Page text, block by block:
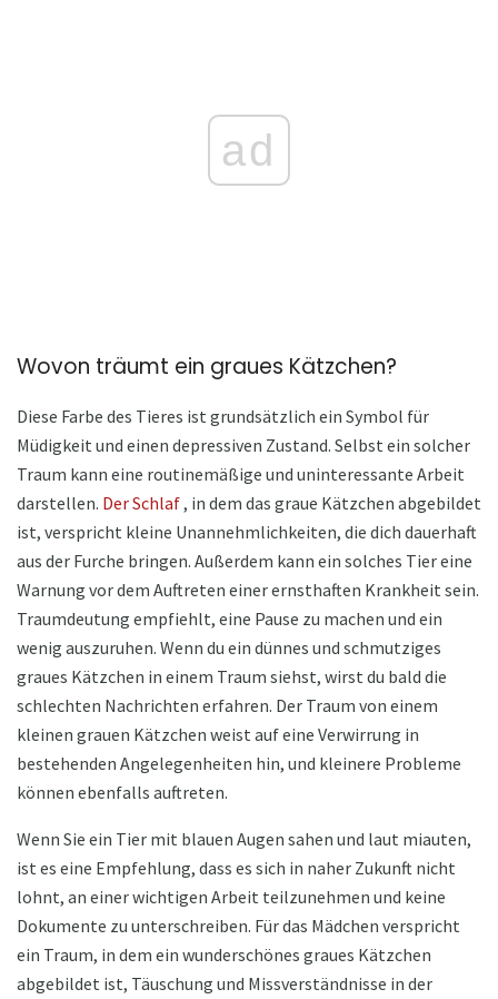
ad
Wovon träumt ein graues Kätzchen?
Diese Farbe des Tieres ist grundsätzlich ein Symbol für
Müdigkeit und einen depressiven Zustand. Selbst ein solcher
Traum kann eine routinemäßige und uninteressante Arbeit
darstellen. Der Schlaf, in dem das graue Kätzchen abgebildet
ist, verspricht kleine Unannehmlichkeiten, die dich dauerhaft
aus der Furche bringen. Außerdem kann ein solches Tier eine
Warnung vor dem Auftreten einer ernsthaften Krankheit sein.
Traumdeutung empfiehlt, eine Pause zu machen und ein
wenig auszuruhen. Wenn du ein dünnes und schmutziges
graues Kätzchen in einem Traum siehst, wirst du bald die
schlechten Nachrichten erfahren. Der Traum von einem
kleinen grauen Kätzchen weist auf eine Verwirrung in
bestehenden Angelegenheiten hin, und kleinere Probleme
können ebenfalls auftreten.
Wenn Sie ein Tier mit blauen Augen sahen und laut miauten,
ist es eine Empfehlung, dass es sich in naher Zukunft nicht
lohnt, an einer wichtigen Arbeit teilzunehmen und keine
Dokumente zu unterschreiben. Für das Mädchen verspricht
ein Traum, in dem ein wunderschönes graues Kätzchen
abgebildet ist, Täuschung und Missverständnisse in der